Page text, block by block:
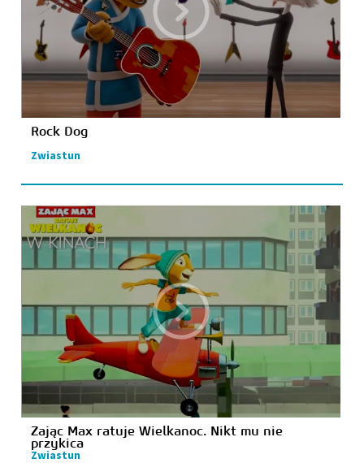
Rock Dog
Zwiastun
Zając Max ratuje Wielkanoc. Nikt mu nie
przykica
Zwiastun